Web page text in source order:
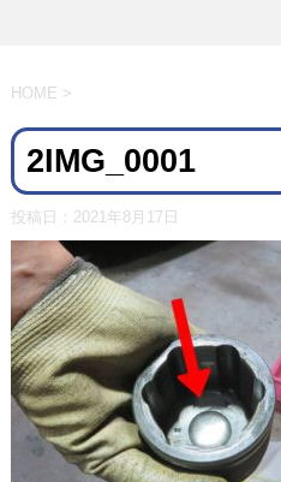
HOME >
2IMG_0001
投稿日： 2021年8月17日